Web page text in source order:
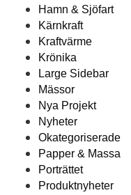
Hamn & Sjöfart
Kärnkraft
Kraftvärme
Krönika
Large Sidebar
Mässor
Nya Projekt
Nyheter
Okategoriserade
Papper & Massa
Porträttet
Produktnyheter